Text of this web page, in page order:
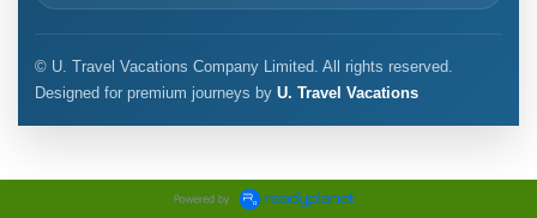
© U. Travel Vacations Company Limited. All rights reserved.
Designed for premium journeys by U. Travel Vacations